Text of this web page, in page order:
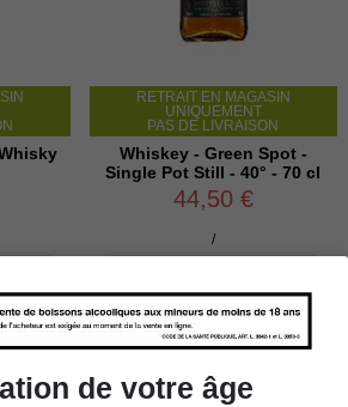
RETRAIT EN MAGASIN
UNIQUEMENT
PAS DE LIVRAISON
Whiskey - Green Spot -
Single Pot Still - 40° - 70 cl
44,50 €
/
Ajouter au panier
de votre âge